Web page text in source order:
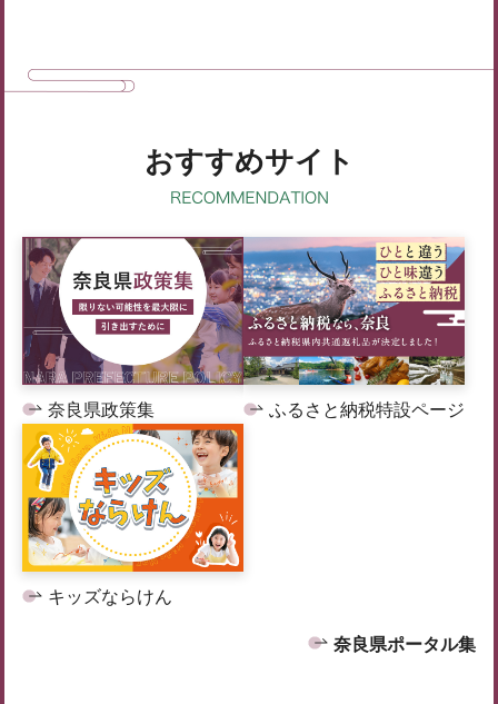
おすすめサイト
奈良県政策集 ふるさと納税特設ページ
キッズならけん
奈良県ポータル集